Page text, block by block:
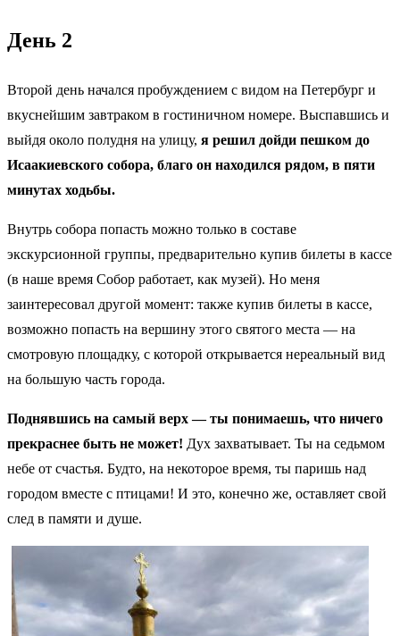
День 2
Второй день начался пробуждением с видом на Петербург и
вкуснейшим завтраком в гостиничном номере. Выспавшись и
выйдя около полудня на улицу, я решил дойди пешком до
Исаакиевского собора, благо он находился рядом, в пяти
минутах ходьбы.
Внутрь собора попасть можно только в составе
экскурсионной группы, предварительно купив билеты в кассе
(в наше время Собор работает, как музей). Но меня
заинтересовал другой момент: также купив билеты в кассе,
возможно попасть на вершину этого святого места — на
смотровую площадку, с которой открывается нереальный вид
на большую часть города.
Поднявшись на самый верх — ты понимаешь, что ничего
прекраснее быть не может! Дух захватывает. Ты на седьмом
небе от счастья. Будто, на некоторое время, ты паришь над
городом вместе с птицами! И это, конечно же, оставляет свой
след в памяти и душе.